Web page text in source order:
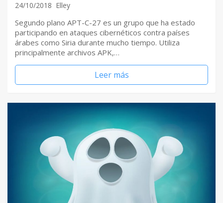
24/10/2018 Elley
Segundo plano APT-C-27 es un grupo que ha estado
participando en ataques cibernéticos contra países
árabes como Siria durante mucho tiempo. Utiliza
principalmente archivos APK,…
Leer más